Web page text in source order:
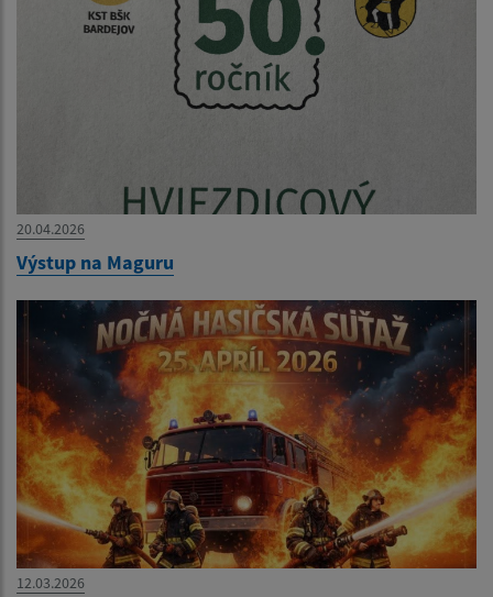
20.04.2026
Výstup na Maguru
12.03.2026